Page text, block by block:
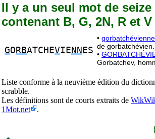
Il y a un seul mot de
contenant B, G, 2N, R et V
GO RBATCHEVIE NN ES
•
de gorbatchévien.
•
Gorbatchev,
Liste conforme à la neuvième édition du
scrabble.
Les définitions sont de courts extraits de
1Mot.net
.